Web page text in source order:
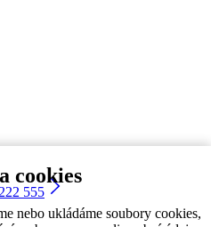
cookies
nebo ukládáme soubory cookies,
555